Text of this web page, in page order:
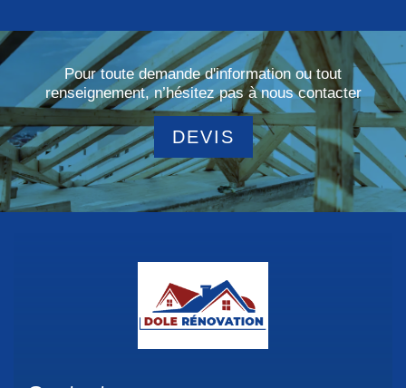
Pour toute demande d'information ou tout
renseignement, n’hésitez pas à nous contacter
DEVIS